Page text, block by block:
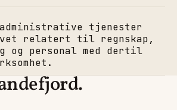
administrative tjenester
relatert til regnskap,
og personal med dertil